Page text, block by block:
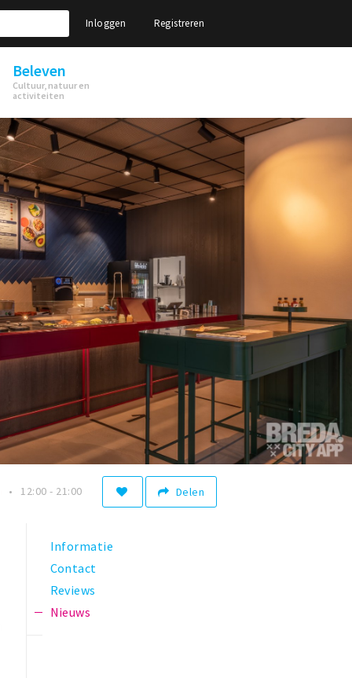
Inloggen Registreren
Beleven
Cultuur, natuur en
activiteiten
Delen
12:00 - 21:00
Informatie
Contact
Reviews
Nieuws